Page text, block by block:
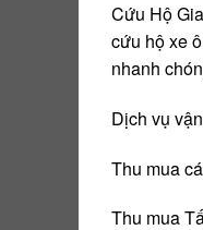
Cứu Hộ
cứu hộ xe
nhanh
Dịch vụ
Thu mua
Thu mua